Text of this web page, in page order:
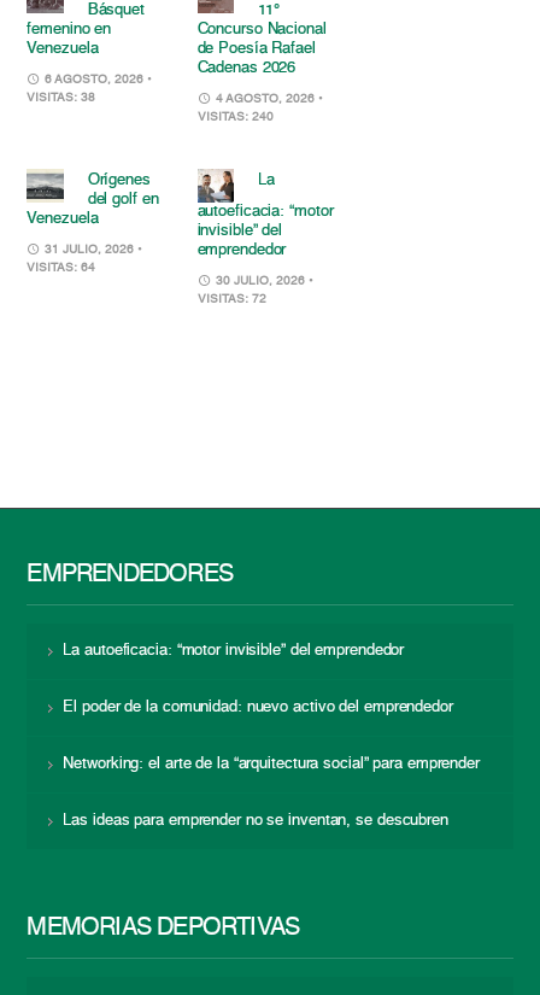
Básquet
femenino en
Venezuela
6 AGOSTO, 2026 •
VISITAS: 38
11°
Concurso Nacional
de Poesía Rafael
Cadenas 2026
4 AGOSTO, 2026 •
VISITAS: 240
Orígenes
del golf en
Venezuela
31 JULIO, 2026 •
VISITAS: 64
La
autoeficacia: “motor
invisible” del
emprendedor
30 JULIO, 2026 •
VISITAS: 72
EMPRENDEDORES
La autoeficacia: “motor invisible” del emprendedor
El poder de la comunidad: nuevo activo del emprendedor
Networking: el arte de la “arquitectura social” para emprender
Las ideas para emprender no se inventan, se descubren
MEMORIAS DEPORTIVAS